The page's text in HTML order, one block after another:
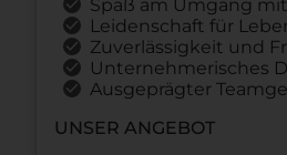
Spaß am Umgang
Leidenschaft für
Zuverlässigkeit und
Unternehmerisches
Ausgeprägter
UNSER ANGEBOT